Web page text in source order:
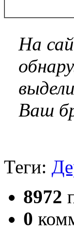
На
Ваш
Теги:
8972
0